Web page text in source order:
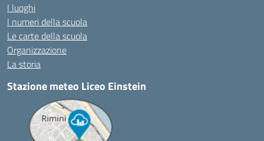
I luoghi
I numeri della scuola
Le carte della scuola
Organizzazione
La storia
Stazione meteo Liceo Einstein